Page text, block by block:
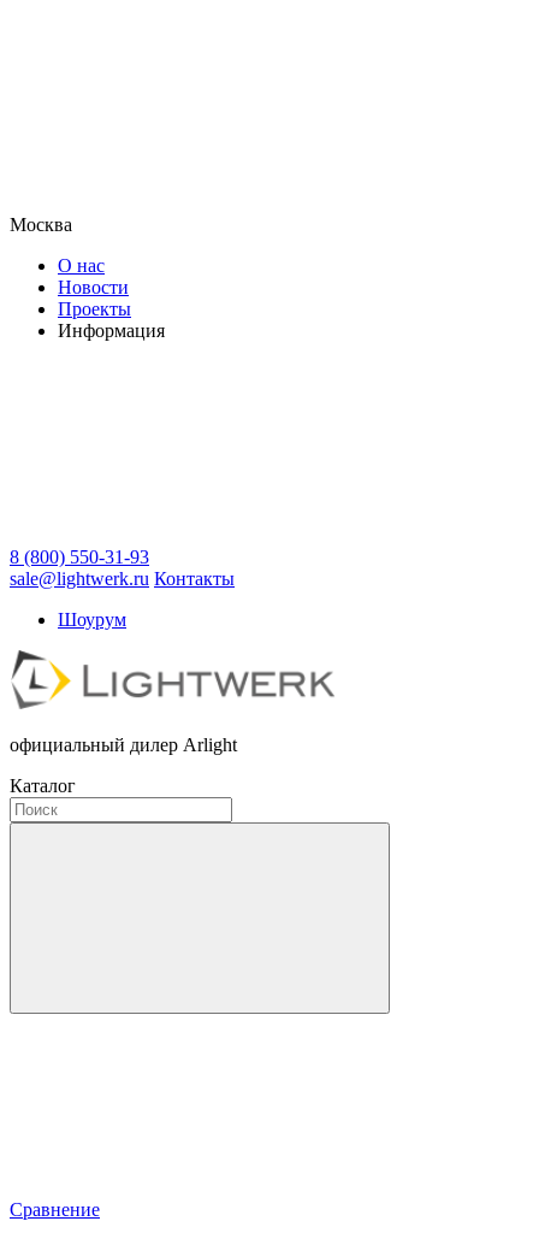
Москва
О нас
Новости
Проекты
Информация
8 (800) 550-31-93
sale@lightwerk.ru Контакты
Шоурум
официальный дилер Arlight
Каталог
Сравнение